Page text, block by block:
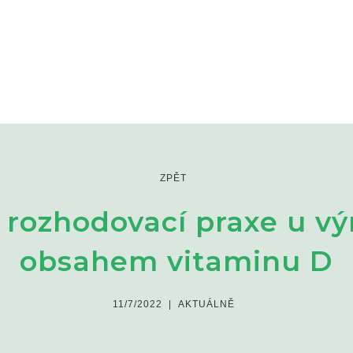
ZPĚT
praxe u
obsahem vitaminu D
11/7/2022 AKTUÁLNĚ